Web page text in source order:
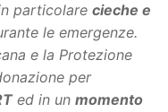
particolare cieche e
le emergenze.
e la Protezione
per
ed in un momento